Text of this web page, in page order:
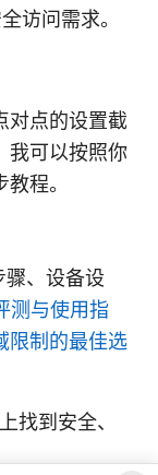
访问需求。
对点的设置截
我可以按照你
程。
、设备设
测与使用指
限制的最佳选
找到安全、